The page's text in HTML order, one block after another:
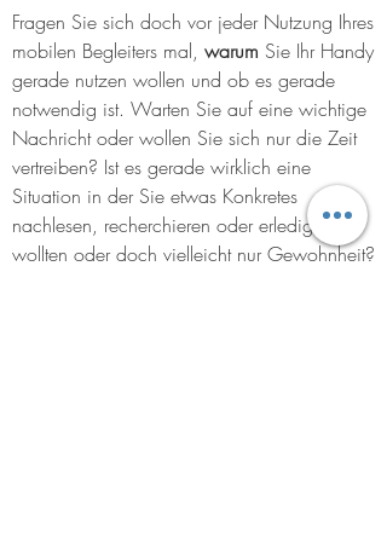
Fragen Sie sich doch vor jeder Nutzung Ihres
mobilen Begleiters mal, warum Sie Ihr Handy
gerade nutzen wollen und ob es gerade
notwendig ist. Warten Sie auf eine wichtige
Nachricht oder wollen Sie sich nur die Zeit
vertreiben? Ist es gerade wirklich eine
Situation in der Sie etwas Konkretes
nachlesen, recherchieren oder erledigen
wollten oder doch vielleicht nur Gewohnheit?